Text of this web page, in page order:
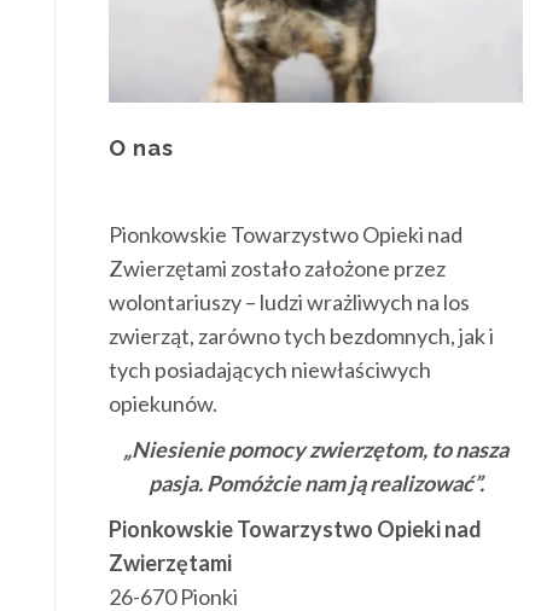
O nas
Pionkowskie Towarzystwo Opieki nad
Zwierzętami zostało założone przez
wolontariuszy – ludzi wrażliwych na los
zwierząt, zarówno tych bezdomnych, jak i
tych posiadających niewłaściwych
opiekunów.
„Niesienie pomocy zwierzętom, to nasza
pasja. Pomóżcie nam ją realizować”.
Pionkowskie Towarzystwo Opieki nad
Zwierzętami
26-670 Pionki